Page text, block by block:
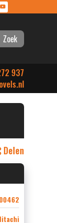
Zoek
937
Delen